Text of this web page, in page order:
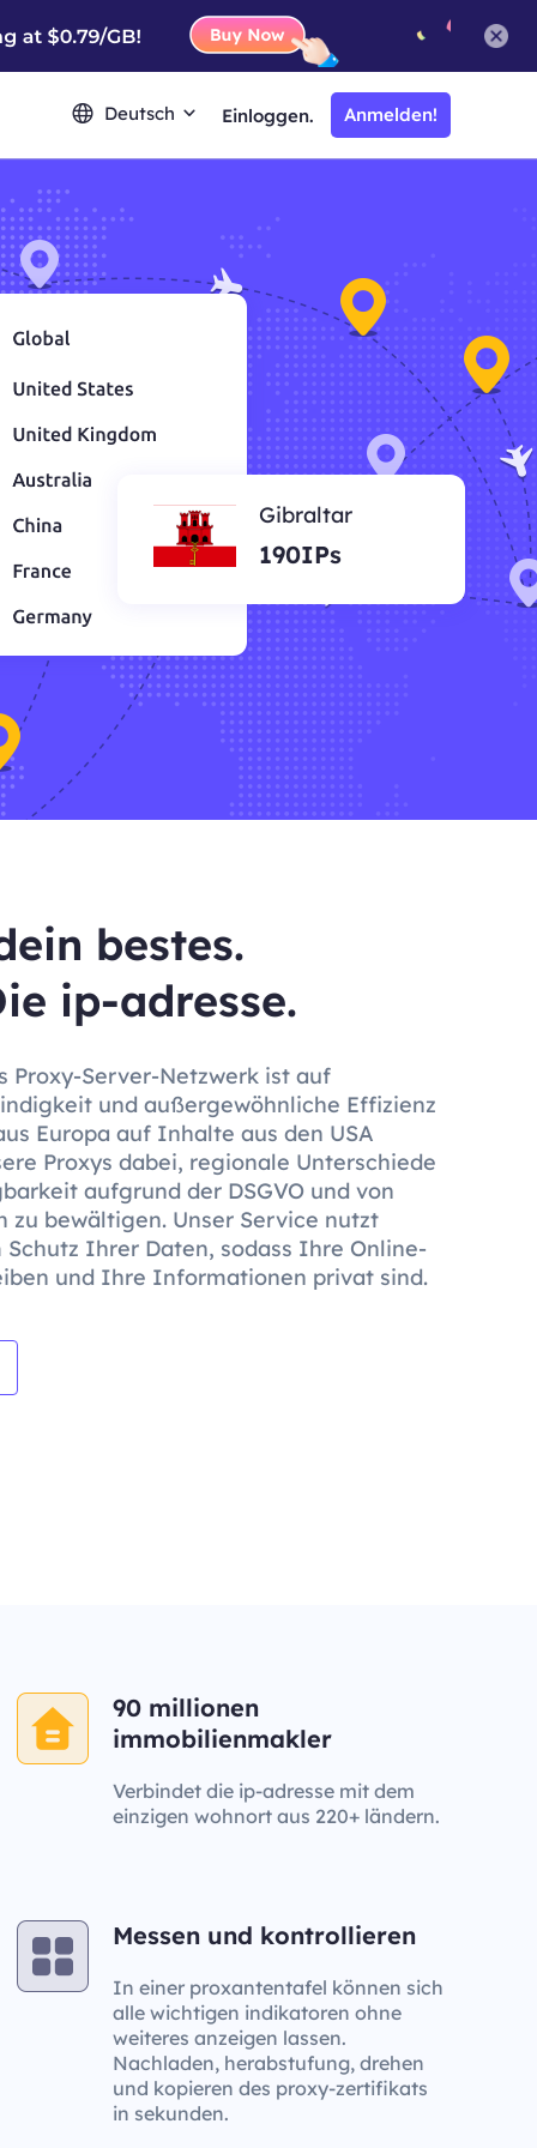
Deutsch Einloggen. Anmelden!
Gibraltar
190IPs
bestes.
ip-adresse.
Proxy-Server-Netzwerk ist auf
und außergewöhnliche Effizienz
Europa auf Inhalte aus den USA
Proxys dabei, regionale Unterschiede
aufgrund der DSGVO und von
zu bewältigen. Unser Service nutzt
Schutz Ihrer Daten, sodass Ihre Online-
und Ihre Informationen privat sind.
90 millionen
immobilienmakler
Verbindet die ip-adresse mit dem
einzigen wohnort aus 220+ ländern.
Messen und kontrollieren
In einer proxantentafel können sich
alle wichtigen indikatoren ohne
weiteres anzeigen lassen.
Nachladen, herabstufung, drehen
und kopieren des proxy-zertifikats
in sekunden.